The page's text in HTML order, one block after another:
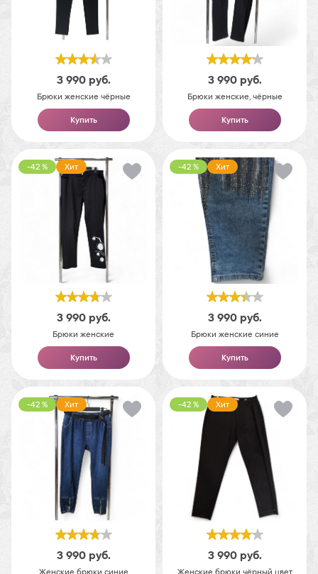
3 990 руб.
Брюки женские чёрные
Купить
3 990 руб.
Брюки женские, чёрные
Купить
-42 % Хит
3 990 руб.
Брюки женские
Купить
-42 % Хит
3 990 руб.
Брюки женские синие
Купить
-42 % Хит
3 990 руб.
Женские брюки синие
-42 % Хит
3 990 руб.
Женские брюки чёрный цвет